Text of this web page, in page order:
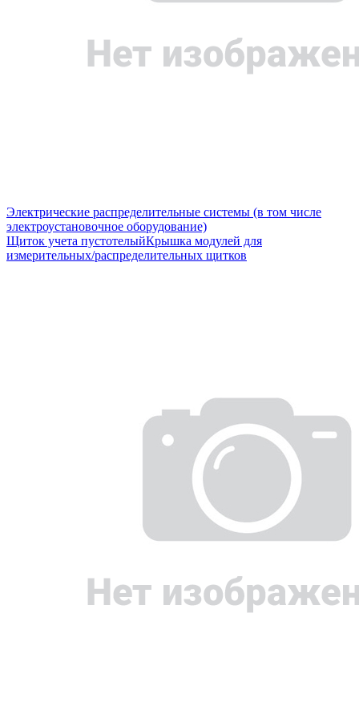
Электрические распределительные системы (в том числе
электроустановочное оборудование)
Щиток учета пустотелыйКрышка модулей для
измерительных/распределительных щитков